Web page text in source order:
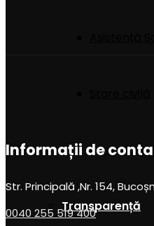
Formulare
Transparență
Informații de
Str. Principală ,Nr. 154,
0040 255 519 400